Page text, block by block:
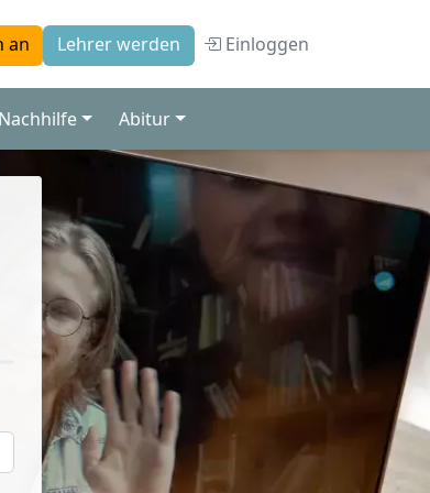
an Lehrer werden Einloggen
Abitur